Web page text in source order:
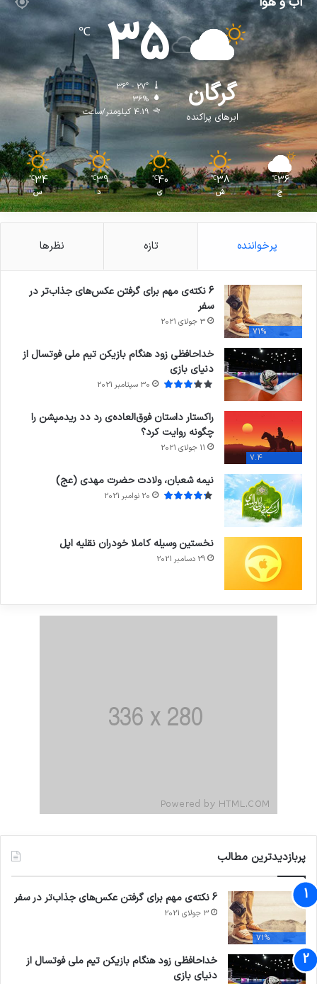
گرگان
ابرهای پراکنده
35
℃
36º - 27º
36%
4.19 کیلومتر/ساعت
36
℃
ج
38
℃
ش
40
℃
ی
39
℃
د
34
℃
س
پرخواننده تازه نظرها
71%
6 نکته‌ی مهم برای گرفتن عکس‌های جذاب‌تر در
سفر
3 جولای 2021
خداحافظی زود هنگام بازیکن تیم ملی فوتسال از
دنیای بازی
30 سپتامبر 2021
7.4
راکستار داستان فوق‌العاده‌ی رد دد ریدمپشن را
چگونه روایت کرد؟
11 جولای 2021
نیمه شعبان، ولادت حضرت مهدی (عج)
20 نوامبر 2021
نخستین وسیله کاملا خودران نقلیه اپل
29 دسامبر 2021
پربازدیدترین مطالب
71%
6 نکته‌ی مهم برای گرفتن عکس‌های جذاب‌تر در سفر
3 جولای 2021
خداحافظی زود هنگام بازیکن تیم ملی فوتسال از
دنیای بازی